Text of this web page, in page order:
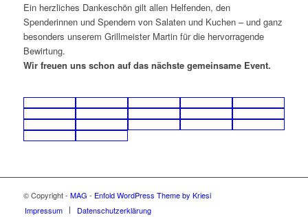
Ein herzliches Dankeschön gilt allen Helfenden, den
Spenderinnen und Spendern von Salaten und Kuchen – und ganz
besonders unserem Grillmeister Martin für die hervorragende
Bewirtung.
Wir freuen uns schon auf das nächste gemeinsame Event.
© Copyright - MAG - Enfold WordPress Theme by Kriesi
Impressum
Datenschutzerklärung